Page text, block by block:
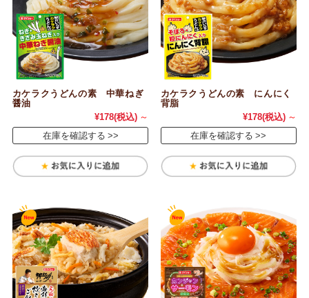
カケラクうどんの素 中華ねぎ
醤油
¥178(税込) ～
在庫を確認する
カケラクうどんの素 にんにく
背脂
¥178(税込) ～
在庫を確認する